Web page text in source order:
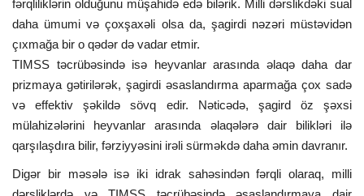
fərqliliklərin olduğunu müşahidə edə bilərik. Milli dərslikdəki sual
daha ümumi və çoxşaxəli olsa da, şagirdi nəzəri müstəvidən
çıxmağa bir o qədər də vadar etmir.
TIMSS təcrübəsində isə heyvanlar arasında əlaqə daha dar
prizmaya gətirilərək, şagirdi əsaslandırma aparmağa çox sadə
və effektiv şəkildə sövq edir. Nəticədə, şagird öz şəxsi
mülahizələrini heyvanlar arasında əlaqələrə dair bilikləri ilə
qarşılaşdıra bilir, fərziyyəsini irəli sürməkdə daha əmin davranır.
Digər bir məsələ isə iki idrak sahəsindən fərqli olaraq, milli